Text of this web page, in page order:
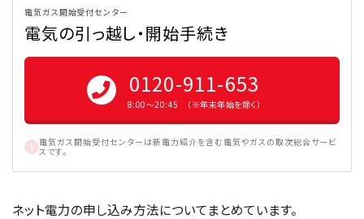
電気ガス開始受付センター
電気の引っ越し・開始手続き
0120-911-653
8:00〜20:45 （※年末年始を除く）
電気ガス開始受付センターは新電力紹介を含む電気やガスの取次総合サービ
スです。
ネット電力の申し込み方法についてまとめています。